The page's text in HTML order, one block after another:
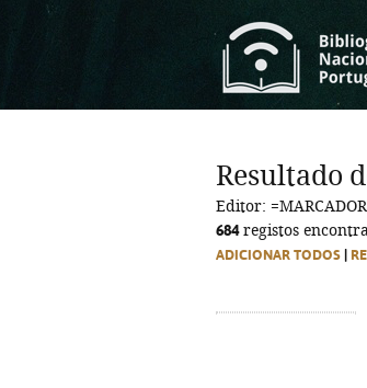
Resultado
Editor: =MARCADOR
684registos
ADICIONAR TODOS